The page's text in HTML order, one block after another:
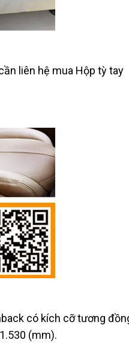
liên hệ mua Hộp tỳ tay
có kích cỡ tương
(mm).